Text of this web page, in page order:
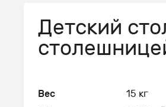
Детский
Вес
15 кг